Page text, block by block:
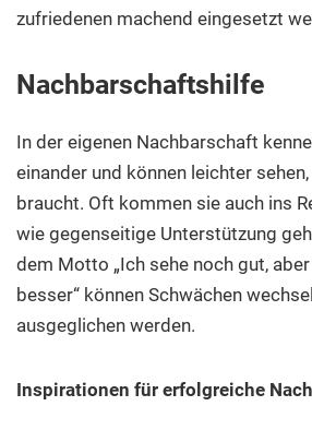
zufriedenen machend eingesetzt
Nachbarschaftshilfe
In der eigenen Nachbarschaft
einander und können leichter
braucht. Oft kommen sie auch ins
wie gegenseitige Unterstützung
dem Motto „Ich sehe noch gut,
besser“ können Schwächen
ausgeglichen werden.
Inspirationen für erfolgreiche